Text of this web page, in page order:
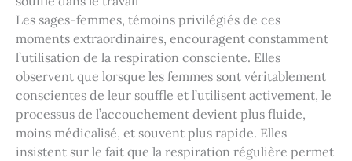
Les sages-femmes, témoins privilégiés de ces
moments extraordinaires, encouragent constamment
l’utilisation de la respiration consciente. Elles
observent que lorsque les femmes sont véritablement
conscientes de leur souffle et l’utilisent activement, le
processus de l’accouchement devient plus fluide,
moins médicalisé, et souvent plus rapide. Elles
insistent sur le fait que la respiration régulière permet